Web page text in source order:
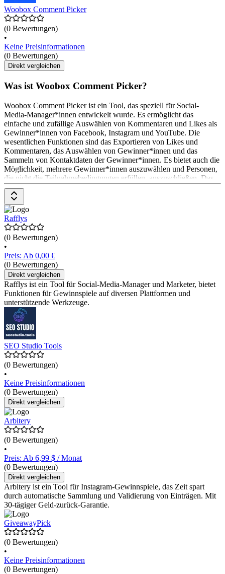
Woobox Comment Picker
(0 Bewertungen)
•
Keine Preisinformationen
(0 Bewertungen)
Direkt vergleichen
Was ist Woobox Comment Picker?
Woobox Comment Picker ist ein Tool, das speziell für Social-
Media-Manager*innen entwickelt wurde. Es ermöglicht das
einfache und zufällige Auswählen von Kommentaren und Likes als
Gewinner*innen von Facebook, Instagram und YouTube. Die
wesentlichen Funktionen sind das Exportieren von Likes und
Kommentaren, das Auswählen von Gewinner*innen und das
Sammeln von Kontaktdaten der Gewinner*innen. Es bietet auch die
Möglichkeit, mehrere Gewinner*innen auszuwählen und Personen,
die nicht die Teilnahmebedingungen erfüllen, auszuschließen. Das
Pricing-Modell ist nicht explizit angegeben, es wird jedoch eine
kostenlose Anmeldung angeboten.
Rafflys
(0 Bewertungen)
•
Preis: Ab 0,00 €
(0 Bewertungen)
Direkt vergleichen
Rafflys ist ein Tool für Social-Media-Manager und Marketer, bietet
Funktionen für Gewinnspiele auf diversen Plattformen und
unterstützende Werkzeuge.
SEO Studio Tools
(0 Bewertungen)
•
Keine Preisinformationen
(0 Bewertungen)
Direkt vergleichen
Arbitery
(0 Bewertungen)
•
Preis: Ab 6,99 $ / Monat
(0 Bewertungen)
Direkt vergleichen
Arbitery ist ein Tool für Instagram-Gewinnspiele, das Zeit spart
durch automatische Sammlung und Validierung von Einträgen. Mit
30-tägiger Geld-zurück-Garantie.
GiveawayPick
(0 Bewertungen)
•
Keine Preisinformationen
(0 Bewertungen)